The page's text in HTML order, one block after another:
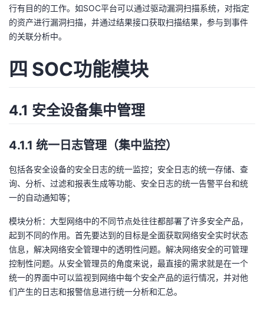
行有目的的工作。如SOC平台可以通过驱动漏洞扫描系统，对指定
的资产进行漏洞扫描，并通过结果接口获取扫描结果，参与到事件
的关联分析中。
四 SOC功能模块
4.1 安全设备集中管理
4.1.1 统一日志管理（集中监控）
包括各安全设备的安全日志的统一监控；安全日志的统一存储、查
询、分析、过滤和报表生成等功能、安全日志的统一告警平台和统
一的自动通知等；
模块分析：大型网络中的不同节点处往往都部署了许多安全产品，
起到不同的作用。首先要达到的目标是全面获取网络安全实时状态
信息，解决网络安全管理中的透明性问题。解决网络安全的可管理
控制性问题。从安全管理员的角度来说，最直接的需求就是在一个
统一的界面中可以监视到网络中每个安全产品的运行情况，并对他
们产生的日志和报警信息进行统一分析和汇总。